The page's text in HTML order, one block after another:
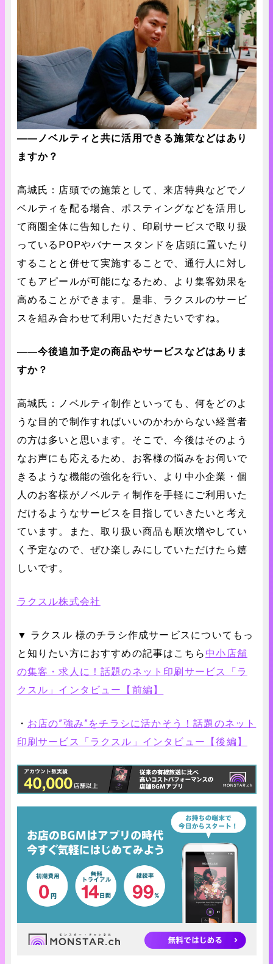
――ノベルティと共に活用できる施策などはあり
ますか？
高城氏：店頭での施策として、来店特典などでノ
ベルティを配る場合、ポスティングなどを活用し
て商圏全体に告知したり、印刷サービスで取り扱
っているPOPやバナースタンドを店頭に置いたり
することと併せて実施することで、通行人に対し
てもアピールが可能になるため、より集客効果を
高めることができます。是非、ラクスルのサービ
スを組み合わせて利用いただきたいですね。
――今後追加予定の商品やサービスなどはありま
すか？
高城氏：ノベルティ制作といっても、何をどのよ
うな目的で制作すればいいのかわからない経営者
の方は多いと思います。そこで、今後はそのよう
なお声にも応えるため、お客様の悩みをお伺いで
きるような機能の強化を行い、より中小企業・個
人のお客様がノベルティ制作を手軽にご利用いた
だけるようなサービスを目指していきたいと考え
ています。また、取り扱い商品も順次増やしてい
く予定なので、ぜひ楽しみにしていただけたら嬉
しいです。
ラクスル株式会社
▼ ラクスル 様のチラシ作成サービスについてもっ
と知りたい方におすすめの記事はこちら 中小店舗
の集客・求人に！話題のネット印刷サービス「ラ
クスル」インタビュー【前編】
・ お店の”強み”をチラシに活かそう！話題のネット
印刷サービス「ラクスル」インタビュー【後編】